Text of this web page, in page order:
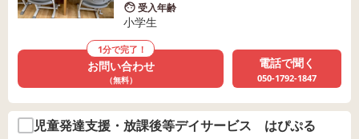
受入年齢
小学生
1分で完了！
お問い合わせ
（無料）
電話で聞く
050-1792-1847
児童発達支援・放課後等デイサービス はぴぷる